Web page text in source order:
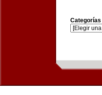
Categorías